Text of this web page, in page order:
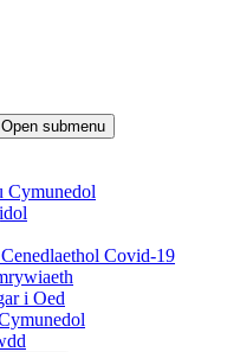
Open submenu
Cymunedol
Covid-19
i Oed